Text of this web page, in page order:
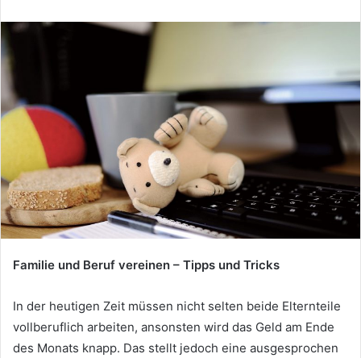
Familie und Beruf vereinen – Tipps und Tricks
In der heutigen Zeit müssen nicht selten beide Elternteile
vollberuflich arbeiten, ansonsten wird das Geld am Ende
des Monats knapp. Das stellt jedoch eine ausgesprochen